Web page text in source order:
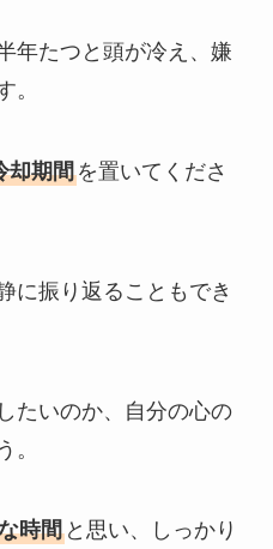
年たつと頭が冷え、嫌
。
却期間を置いてくださ
に振り返ることもでき
たいのか、自分の心の
。
時間と思い、しっかり